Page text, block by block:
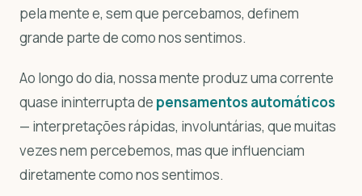
pela mente e, sem que percebamos, definem
grande parte de como nos sentimos.
Ao longo do dia, nossa mente produz uma corrente
quase ininterrupta de pensamentos automáticos
— interpretações rápidas, involuntárias, que muitas
vezes nem percebemos, mas que influenciam
diretamente como nos sentimos.